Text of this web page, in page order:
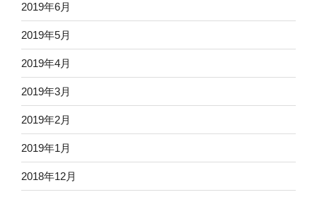
2019年6月
2019年5月
2019年4月
2019年3月
2019年2月
2019年1月
2018年12月